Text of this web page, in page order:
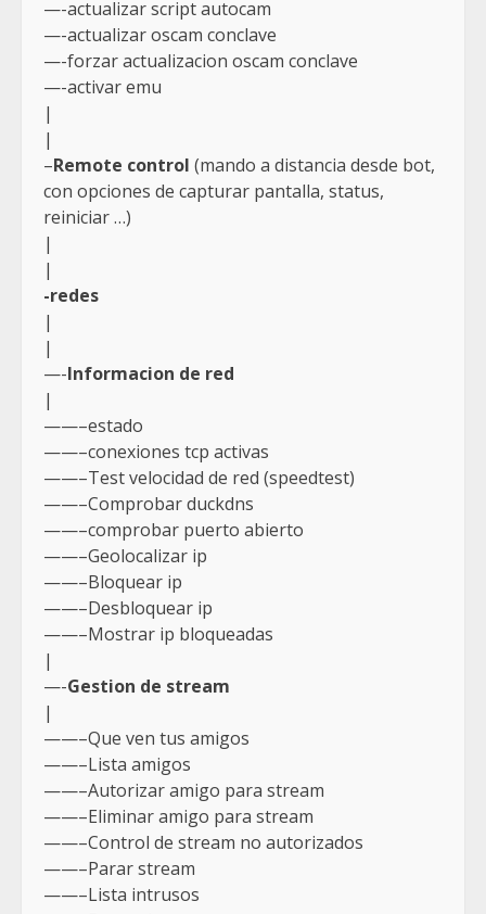
—-actualizar script autocam
—-actualizar oscam conclave
—-forzar actualizacion oscam conclave
—-activar emu
|
|
–Remote control (mando a distancia desde bot,
con opciones de capturar pantalla, status,
reiniciar …)
|
|
-redes
|
|
—-Informacion de red
|
——–estado
——–conexiones tcp activas
——–Test velocidad de red (speedtest)
——–Comprobar duckdns
——–comprobar puerto abierto
——–Geolocalizar ip
——–Bloquear ip
——–Desbloquear ip
——–Mostrar ip bloqueadas
|
—-Gestion de stream
|
——–Que ven tus amigos
——–Lista amigos
——–Autorizar amigo para stream
——–Eliminar amigo para stream
——–Control de stream no autorizados
——–Parar stream
——–Lista intrusos